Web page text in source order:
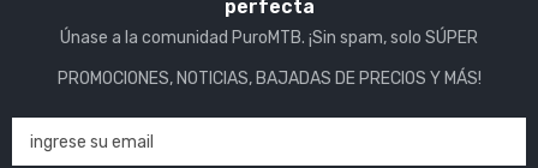
perfecta
Únase a la comunidad PuroMTB. ¡Sin spam, solo SÚPER
PROMOCIONES, NOTICIAS, BAJADAS DE PRECIOS Y MÁS!
ingrese su email